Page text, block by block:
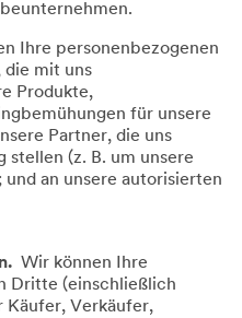
Ihre personenbezogenen
mit uns
Produkte,
für unsere
Partner, die uns
stellen (z. B. um unsere
an unsere autorisierten
Wir können Ihre
Dritte (einschließlich
Verkäufer,